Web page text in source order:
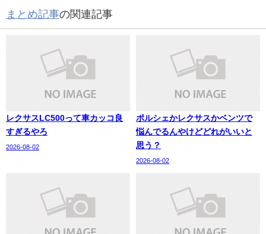
まとめ記事の関連記事
レクサスLC500って車カッコ良
すぎるやろ
2026-08-02
ポルシェかレクサスかベンツで
悩んでるんやけどどれがいいと
思う？
2026-08-02